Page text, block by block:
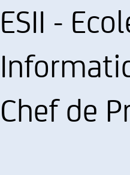
ESII -
Chef de